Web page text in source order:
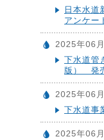
日本水
アンケー
2025年06
下水道管
版） 発
2025年06
下水道事
2025年06